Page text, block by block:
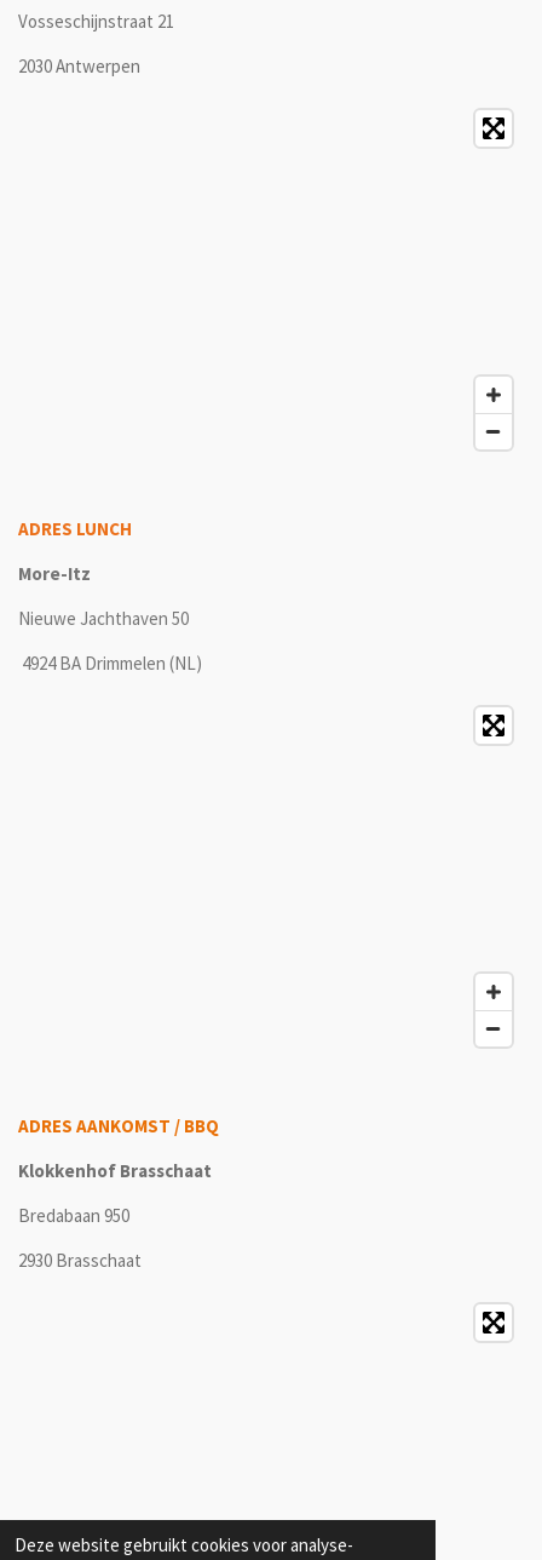
Deze website gebruikt cookies voor analyse-
Vosseschijnstraat 21
2030 Antwerpen
ADRES LUNCH
More-Itz
Nieuwe Jachthaven 50
4924 BA Drimmelen (NL)
ADRES AANKOMST / BBQ
Klokkenhof Brasschaat
Bredabaan 950
2930 Brasschaat